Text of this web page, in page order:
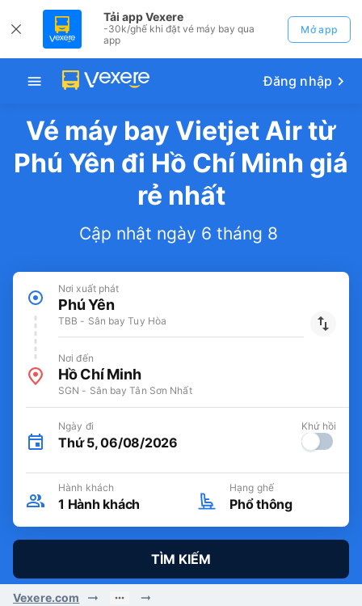
Tải app Vexere
-30k/ghế khi đặt vé máy bay qua
app
Mở app
Đăng nhập
Vé máy bay Vietjet Air từ
Phú Yên đi Hồ Chí Minh giá
rẻ nhất
Cập nhật ngày 6 tháng 8
Nơi xuất phát
Phú Yên
TBB - Sân bay Tuy Hòa
Nơi đến
Hồ Chí Minh
SGN - Sân bay Tân Sơn Nhất
Ngày đi
Thứ 5, 06/08/2026
Khứ hồi
Hành khách
1 Hành khách
Hạng ghế
Phổ thông
TÌM KIẾM
Vexere.com